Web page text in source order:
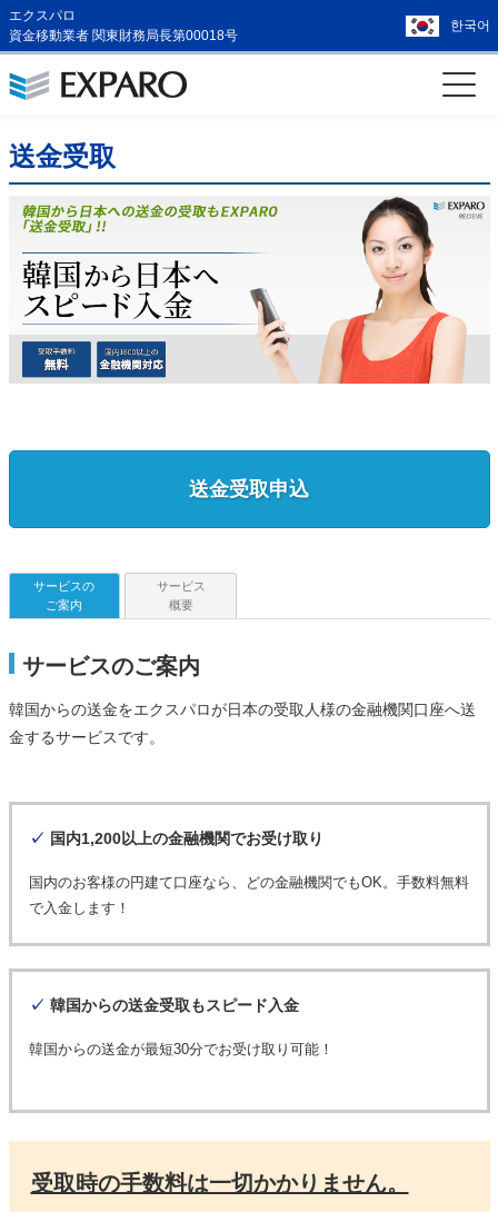
エクスパロ
資金移動業者 関東財務局長第00018号
한국어
送金受取
送金受取申込
サービスの
ご案内
サービス
概要
サービスのご案内
韓国からの送金をエクスパロが日本の受取人様の金融機関口座へ送
金するサービスです。
✓ 国内1,200以上の金融機関でお受け取り
国内のお客様の円建て口座なら、どの金融機関でもOK。手数料無料
で入金します！
✓ 韓国からの送金受取もスピード入金
韓国からの送金が最短30分でお受け取り可能！
受取時の手数料は一切かかりません。